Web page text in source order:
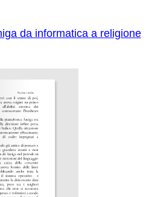
da informatica a religione